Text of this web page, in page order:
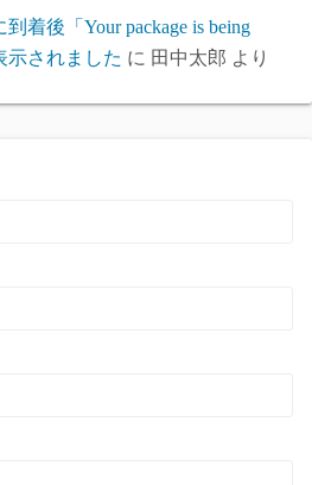
着後「Your package is being
示されました に 田中太郎 より